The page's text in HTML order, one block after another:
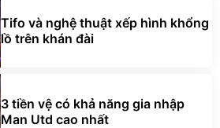
Tifo và nghệ thuật xếp hình khổng
lồ trên khán đài
3 tiền vệ có khả năng gia nhập
Man Utd cao nhất